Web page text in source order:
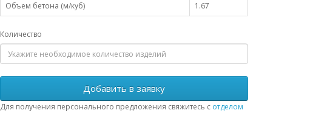
Объем бетона (м/куб)
1.67
Количество
Добавить в заявку
Для получения персонального предложения свяжитесь с отделом